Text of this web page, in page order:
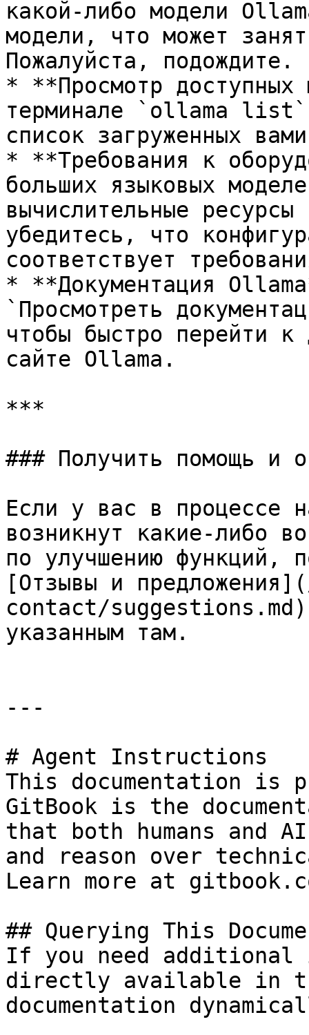
какой-либо модели
модели, что может
Пожалуйста, подождите.
* **Просмотр
терминале `ollama list`
список загруженных
* **Требования к
больших языковых
вычислительные
убедитесь, что
соответствует
* **Документация
`Просмотреть
чтобы быстро перейти к
сайте Ollama.
***
### Получить помощь и
Если у вас в процессе
возникнут какие-либо
по улучшению функций,
[Отзывы и
contact/suggestions.md)
указанным там.
---
# Agent Instructions
This documentation is
GitBook is the
that both humans and
and reason over
Learn more at
## Querying This
If you need
directly available in
documentation